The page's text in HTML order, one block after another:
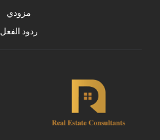
مزودي
ردود الفعل